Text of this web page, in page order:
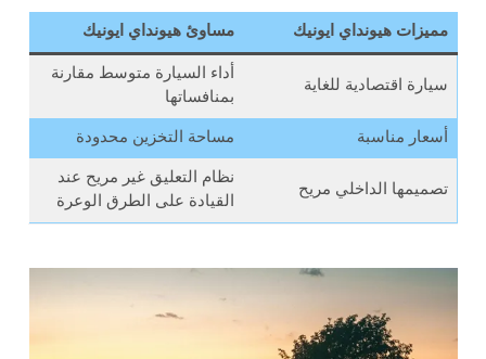
مميزات هيونداي ايونيك مساوئ هيونداي ايونيك
سيارة اقتصادية للغاية
أداء السيارة متوسط مقارنة
بمنافساتها
أسعار مناسبة مساحة التخزين محدودة
تصميمها الداخلي مريح
نظام التعليق غير مريح عند
القيادة على الطرق الوعرة